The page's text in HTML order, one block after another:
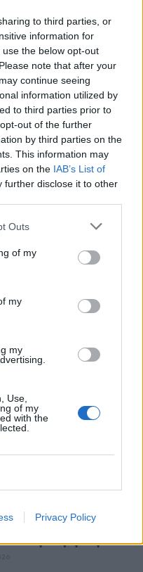
to third parties, or
information for
the below opt-out
note that after your
continue seeing
information utilized by
to third parties prior to
out of the further
by third parties on the
This information may
on the IAB’s List of
further disclose it to other
Outs
of my
my
my
Use,
of my
with the
Privacy Policy
Θέματα
Καληφώνη
με μαύρο μπικίνι ‑
τις πόζες της